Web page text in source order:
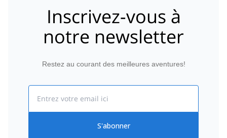
Inscrivez-vous à
notre newsletter
Restez au courant des meilleures aventures!
S'abonner